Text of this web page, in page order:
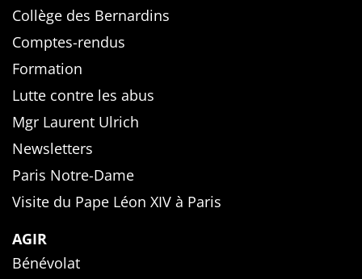
Collège des Bernardins
Comptes-rendus
Formation
Lutte contre les abus
Mgr Laurent Ulrich
Newsletters
Paris Notre-Dame
Visite du Pape Léon XIV à Paris
AGIR
Bénévolat